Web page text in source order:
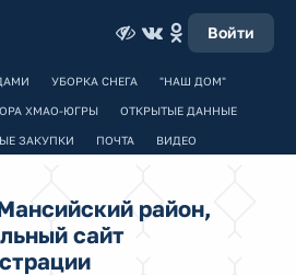
Войти
УБОРКА СНЕГА "НАШ ДОМ"
ХМАО-ЮГРЫ ОТКРЫТЫЕ ДАННЫЕ
ЗАКУПКИ ПОЧТА ВИДЕО
район,
сайт